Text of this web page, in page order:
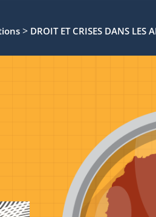
> DROIT ET CRISES DANS LES